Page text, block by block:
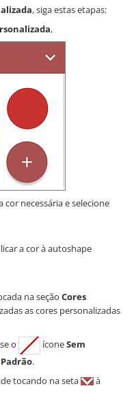
, siga estas etapas:
,
cor necessária e selecione
a cor à autoshape
na seção Cores
as cores personalizadas
o
íconeSem
.
tocando na seta
à